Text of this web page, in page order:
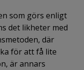
som görs enligt
det likheter med
där
för att få lite
är annars